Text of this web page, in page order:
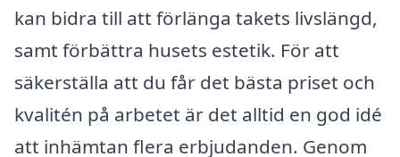
kan bidra till att förlänga takets livslängd,
samt förbättra husets estetik. För att
säkerställa att du får det bästa priset och
kvalitén på arbetet är det alltid en god idé
att inhämtan flera erbjudanden. Genom